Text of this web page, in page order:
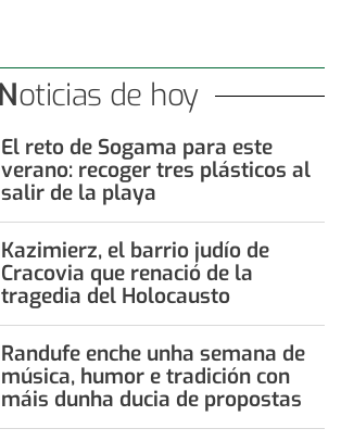
Noticias de hoy
El reto de Sogama para este
verano: recoger tres plásticos al
salir de la playa
Kazimierz, el barrio judío de
Cracovia que renació de la
tragedia del Holocausto
Randufe enche unha semana de
música, humor e tradición con
máis dunha ducia de propostas